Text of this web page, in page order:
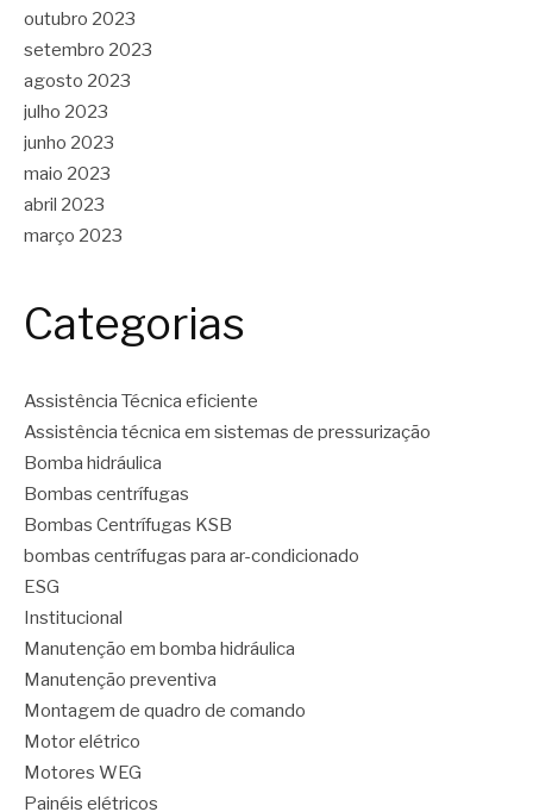
outubro 2023
setembro 2023
agosto 2023
julho 2023
junho 2023
maio 2023
abril 2023
março 2023
Categorias
Assistência Técnica eficiente
Assistência técnica em sistemas de pressurização
Bomba hidráulica
Bombas centrífugas
Bombas Centrífugas KSB
bombas centrífugas para ar-condicionado
ESG
Institucional
Manutenção em bomba hidráulica
Manutenção preventiva
Montagem de quadro de comando
Motor elétrico
Motores WEG
Painéis elétricos